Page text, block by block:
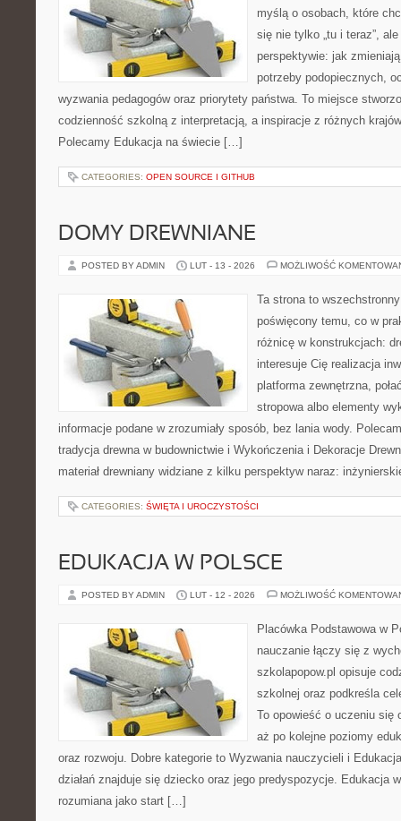
myślą o osobach, które
się nie tylko „tu i teraz”,
perspektywie: jak
potrzeby podopiecznych,
wyzwania pedagogów oraz priorytety państwa. To miejsce
codzienność szkolną z interpretacją, a inspiracje z różnych
Polecamy Edukacja na świecie […]
CATEGORIES: OPEN SOURCE I GITHUB
DOMY DREWNIANE
POSTED BY ADMIN LUT - 13 - 2026 MOŻLIWOŚĆ
Ta strona to
poświęcony temu, co w
różnicę w konstrukcjach:
interesuje Cię realizacja
platforma zewnętrzna,
stropowa albo elementy
informacje podane w zrozumiały sposób, bez lania wody.
tradycja drewna w budownictwie i Wykończenia i Dekoracje
materiał drewniany widziane z kilku perspektyw naraz:
CATEGORIES: ŚWIĘTA I UROCZYSTOŚCI
EDUKACJA W POLSCE
POSTED BY ADMIN LUT - 12 - 2026 MOŻLIWOŚĆ
Placówka Podstawowa w
nauczanie łączy się z
szkolapopow.pl opisuje
szkolnej oraz podkreśla
To opowieść o uczeniu się
aż po kolejne poziomy
oraz rozwoju. Dobre kategorie to Wyzwania nauczycieli i
działań znajduje się dziecko oraz jego predyspozycje. Edukacja
rozumiana jako start […]